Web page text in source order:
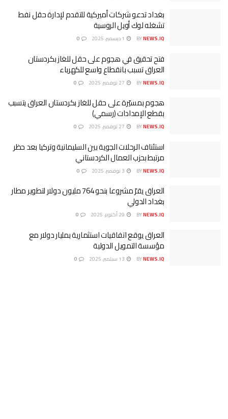
بغداد تدعو شركات أميركية للتقدم لإدارة حقل نفط
تشغله لوك أويل الروسية
BYNEWS.IQ
فتح تحقيق في هجوم على حقل للغاز بكردستان
العراق تسبب بانقطاع واسع للكهرباء
BYNEWS.IQ
هجوم بمسيّرة على حقل للغاز بكردستان العراق يتسبب
بقطع الإمدادات (رسمي)
BYNEWS.IQ
استئناف الرحلات الجوية بين السليمانية وتركيا بعد حظر
مرتبط بحزب العمال الكردستاني
BYNEWS.IQ
العراق يقرّ مشروعا بنحو 764 مليون دولار لتطوير مطار
بغداد الدولي
BYNEWS.IQ
العراق يوقع اتفاقيات استثمارية بمليار دولار مع
مؤسسة التمويل الدولية
BYNEWS.IQ